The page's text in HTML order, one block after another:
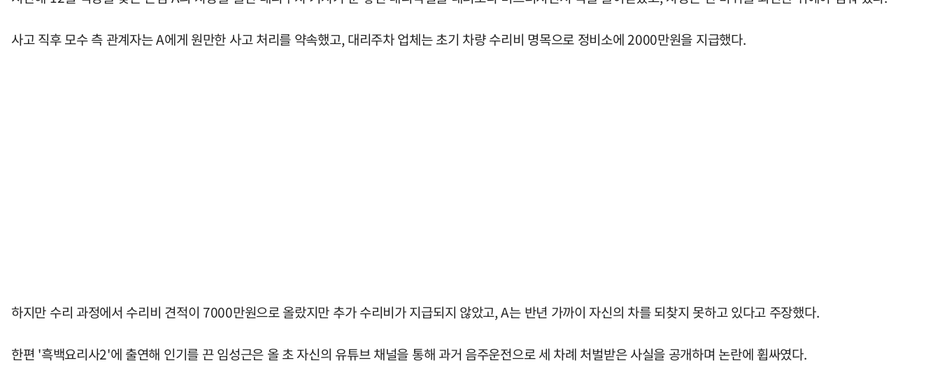
사고 직후 모수 측 관계자는 A에게 원만한 사고 처리를 약속했고, 대리주차 업체는 초기 차량 수리비 명목으로 정비소에 2000만원을 지급했다.
하지만 수리 과정에서 수리비 견적이 7000만원으로 올랐지만 추가 수리비가 지급되지 않았고, A는 반년 가까이 자신의 차를 되찾지 못하고 있다고 주장했다.
한편 '흑백요리사2'에 출연해 인기를 끈 임성근은 올 초 자신의 유튜브 채널을 통해 과거 음주운전으로 세 차례 처벌받은 사실을 공개하며 논란에 휩싸였다.